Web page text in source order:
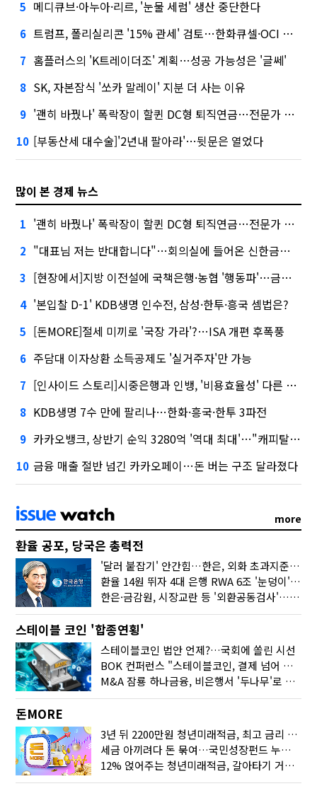
5 메디큐브·아누아·리르, '눈물 세럼' 생산 중단한다
6 트럼프, 폴리실리콘 '15% 관세' 검토…한화큐셀·OCI 영향은?
7 홈플러스의 'K트레이더조' 계획…성공 가능성은 '글쎄'
8 SK, 자본잠식 '쏘카 말레이' 지분 더 사는 이유
9 '괜히 바꿨나' 폭락장이 할퀸 DC형 퇴직연금…전문가 조언은
10 [부동산세 대수술]'2년내 팔아라'…뒷문은 열었다
많이 본 경제 뉴스
1 '괜히 바꿨나' 폭락장이 할퀸 DC형 퇴직연금…전문가 조언은
2 "대표님 저는 반대합니다"…회의실에 들어온 신한금융 AI
3 [현장에서]지방 이전설에 국책은행·농협 '행동파'…금감원 '신중모드'
4 '본입찰 D-1' KDB생명 인수전, 삼성·한투·흥국 셈법은?
5 [돈MORE]절세 미끼로 '국장 가라'?…ISA 개편 후폭풍
6 주담대 이자상환 소득공제도 '실거주자'만 가능
7 [인사이드 스토리]시중은행과 인뱅, '비용효율성' 다른 잣대 왜?
8 KDB생명 7수 만에 팔리나…한화·흥국·한투 3파전
9 카카오뱅크, 상반기 순익 3280억 '역대 최대'…"캐피탈, 자산 1조원 이상"
10 금융 매출 절반 넘긴 카카오페이…돈 버는 구조 달라졌다
more
환율 공포, 당국은 총력전
'달러 붙잡기' 안간힘…한은, 외화 초과지준에 이자 6개월 더
환율 14원 뛰자 4대 은행 RWA 6조 '눈덩이'…2배 뛴 2분기는?
한은·금감원, 시장교란 등 '외환공동검사'…환율 급등 전방위 대응
스테이블 코인 '합종연횡'
스테이블코인 법안 언제?…국회에 쏠린 시선
BOK 컨퍼런스 "스테이블코인, 결제 넘어 보험 대출 등 금융 연결 도구"
M&A 잠룡 하나금융, 비은행서 '두나무'로 눈돌린 이유는
돈MORE
3년 뒤 2200만원 청년미래적금, 최고 금리 받으려면?
세금 아끼려다 돈 묶여…국민성장펀드 누가 가입하면 좋을까
12% 얹어주는 청년미래적금, 갈아타기 거절 될수 있어요